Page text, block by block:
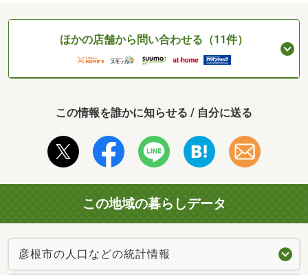
ほかの店舗から問い合わせる（11件）
この情報を誰かに知らせる / 自分に送る
この地域の暮らしデータ
彦根市の人口などの統計情報